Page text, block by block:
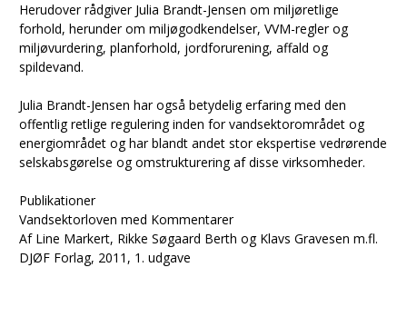
Herudover rådgiver Julia Brandt-Jensen om miljøretlige
forhold, herunder om miljøgodkendelser, VVM-regler og
miljøvurdering, planforhold, jordforurening, affald og
spildevand.
Julia Brandt-Jensen har også betydelig erfaring med den
offentlig retlige regulering inden for vandsektorområdet og
energiområdet og har blandt andet stor ekspertise vedrørende
selskabsgørelse og omstrukturering af disse virksomheder.
Publikationer
Vandsektorloven med Kommentarer
Af Line Markert, Rikke Søgaard Berth og Klavs Gravesen m.fl.
DJØF Forlag, 2011, 1. udgave